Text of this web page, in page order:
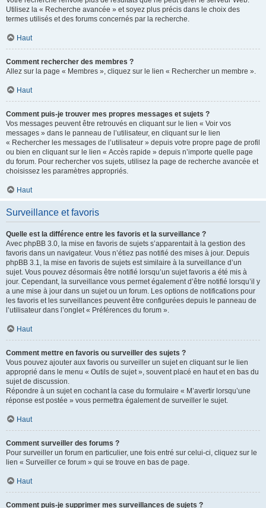
Utilisez la « Recherche avancée » et soyez plus précis dans le choix des
termes utilisés et des forums concernés par la recherche.
Haut
Comment rechercher des membres ?
Allez sur la page « Membres », cliquez sur le lien « Rechercher un membre ».
Haut
Comment puis-je trouver mes propres messages et sujets ?
Vos messages peuvent être retrouvés en cliquant sur le lien « Voir vos
messages » dans le panneau de l’utilisateur, en cliquant sur le lien
« Rechercher les messages de l’utilisateur » depuis votre propre page de profil
ou bien en cliquant sur le lien « Accès rapide » depuis n’importe quelle page
du forum. Pour rechercher vos sujets, utilisez la page de recherche avancée et
choisissez les paramètres appropriés.
Haut
Surveillance et favoris
Quelle est la différence entre les favoris et la surveillance ?
Avec phpBB 3.0, la mise en favoris de sujets s’apparentait à la gestion des
favoris dans un navigateur. Vous n’étiez pas notifié des mises à jour. Depuis
phpBB 3.1, la mise en favoris de sujets est similaire à la surveillance d’un
sujet. Vous pouvez désormais être notifié lorsqu’un sujet favoris a été mis à
jour. Cependant, la surveillance vous permet également d’être notifié lorsqu’il y
a une mise à jour dans un sujet ou un forum. Les options de notifications pour
les favoris et les surveillances peuvent être configurées depuis le panneau de
l’utilisateur dans l’onglet « Préférences du forum ».
Haut
Comment mettre en favoris ou surveiller des sujets ?
Vous pouvez ajouter aux favoris ou surveiller un sujet en cliquant sur le lien
approprié dans le menu « Outils de sujet », souvent placé en haut et en bas du
sujet de discussion.
Répondre à un sujet en cochant la case du formulaire « M’avertir lorsqu’une
réponse est postée » vous permettra également de surveiller le sujet.
Haut
Comment surveiller des forums ?
Pour surveiller un forum en particulier, une fois entré sur celui-ci, cliquez sur le
lien « Surveiller ce forum » qui se trouve en bas de page.
Haut
Comment puis-je supprimer mes surveillances de sujets ?